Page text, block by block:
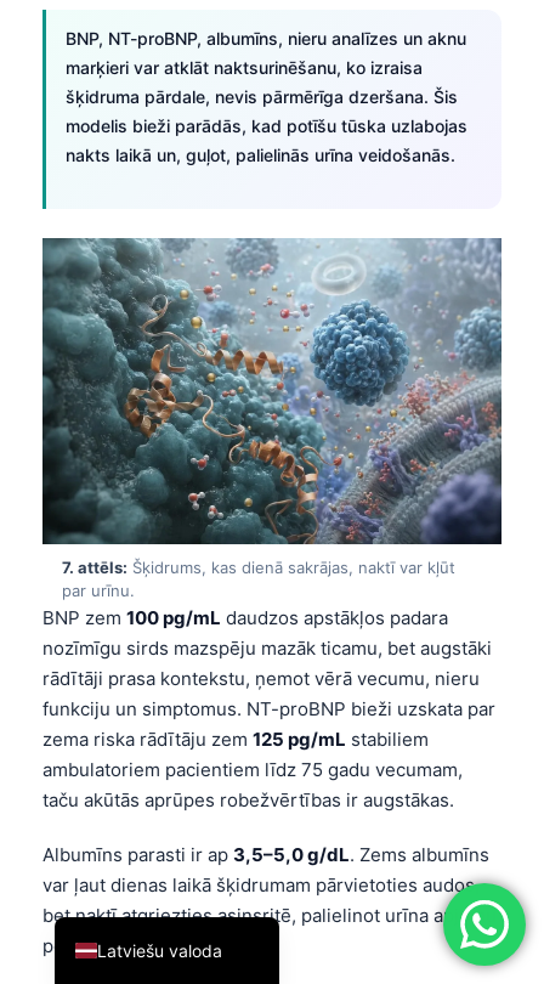
BNP, NT-proBNP, albumīns, nieru analīzes un aknu
marķieri var atklāt naktsurinēšanu, ko izraisa
šķidruma pārdale, nevis pārmērīga dzeršana. Šis
modelis bieži parādās, kad potīšu tūska uzlabojas
nakts laikā un, guļot, palielinās urīna veidošanās.
7. attēls: Šķidrums, kas dienā sakrājas, naktī var kļūt
par urīnu.
BNP zem 100 pg/mL daudzos apstākļos padara
nozīmīgu sirds mazspēju mazāk ticamu, bet augstāki
rādītāji prasa kontekstu, ņemot vērā vecumu, nieru
funkciju un simptomus. NT-proBNP bieži uzskata par
zema riska rādītāju zem 125 pg/mL stabiliem
ambulatoriem pacientiem līdz 75 gadu vecumam,
taču akūtās aprūpes robežvērtības ir augstākas.
Albumīns parasti ir ap 3,5–5,0 g/dL. Zems albumīns
var ļaut dienas laikā šķidrumam pārvietoties audos,
bet naktī atgriezties asinsritē, palielinot urīna apjomu
pēc gulētiešanas.
Latviešu valoda
English
Deutsch
Français
עִבְרִית
Italiano
Español
Português
Ελληνικά
Türkçe
Română
简体中文
فارسی
Български
Dansk
Nederlands
हिन्दी
Íslenska
Српски језик
Svenska
Bosanski